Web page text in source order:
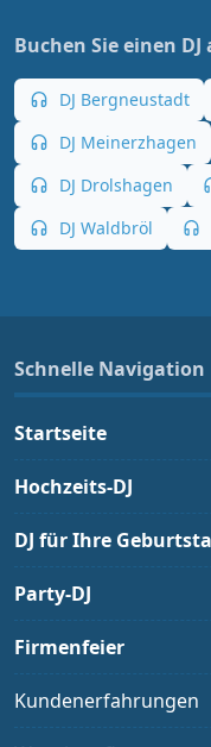
Buchen Sie einen
DJ Bergneustadt
DJ Meinerzhagen
DJ Drolshagen
DJ Waldbröl
Schnelle Navigation
Startseite
Hochzeits-DJ
DJ für Ihre
Party-DJ
Firmenfeier
Kundenerfahrungen